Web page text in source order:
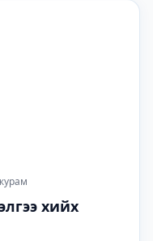
хийх